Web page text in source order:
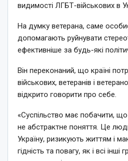
видимості ЛГБТ-військових в
На думку ветерана, саме
допомагають руйнувати
ефективніше за будь-які
Він переконаний, що країні
військових, ветеранів і
відкрито говорити про себе.
«Суспільство має побачити,
не абстрактне поняття. Це
Україну, ризикують життям і
гідність та повагу, як і всі